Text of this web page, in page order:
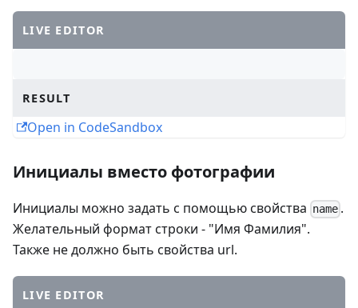
LIVE EDITOR
RESULT
Open in CodeSandbox
Инициалы вместо фотографии
Инициалы можно задать с помощью свойства name .
Желательный формат строки - "Имя Фамилия".
Также не должно быть свойства url.
LIVE EDITOR